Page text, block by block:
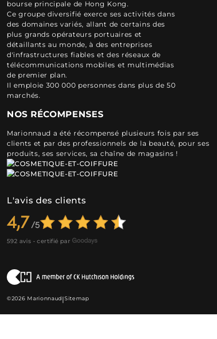
bourse principale de Hong Kong.
Ce groupe diversifié exerce ses activités dans
des domaines variés, allant de certains des
plus grands opérateurs portuaires et
détaillants au monde, à des entreprises
d'infrastructures fiables et des réseaux de
télécommunications mobiles et multimédias
de premier plan.
Il emploie 300 000 personnes dans plus de 50
marchés.
NOS RÉCOMPENSES
Marionnaud a été récompensé plusieurs fois par ses
clients et par des professionnels de la beauté, pour ses
produits, ses services, sa chaîne de magasins !
L'avis des clients
4,7
592 avis - certifié par
©2026 Marionnaud|Sitemap